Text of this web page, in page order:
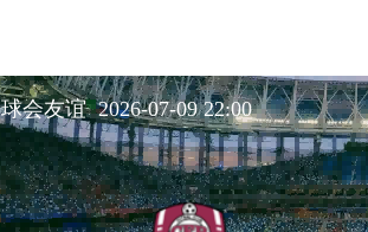
球会友谊 2026-07-09 22:00